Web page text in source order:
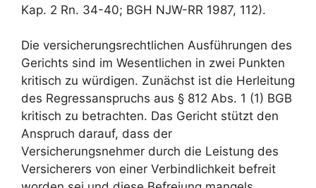
Kap. 2 Rn. 34-40; BGH NJW-RR 1987, 112).
Die versicherungsrechtlichen Ausführungen des
Gerichts sind im Wesentlichen in zwei Punkten
kritisch zu würdigen. Zunächst ist die Herleitung
des Regressanspruchs aus § 812 Abs. 1 (1) BGB
kritisch zu betrachten. Das Gericht stützt den
Anspruch darauf, dass der
Versicherungsnehmer durch die Leistung des
Versicherers von einer Verbindlichkeit befreit